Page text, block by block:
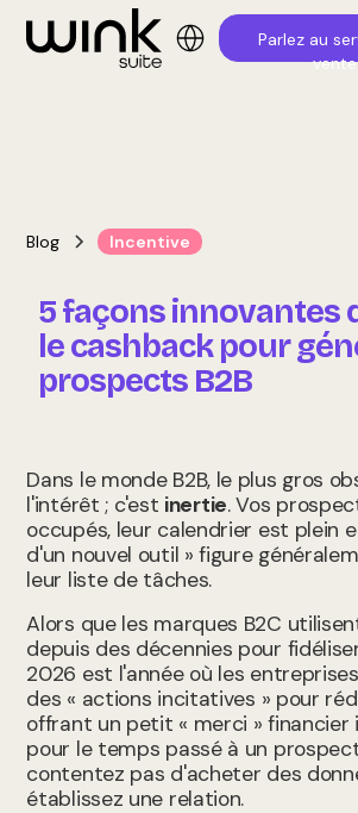
Parlez au
Blog Incentive
5 façons innovantes
le cashback pour
prospects B2B
Dans le monde B2B, le plus gros
l'intérêt ; c'est inertie. Vos
occupés, leur calendrier est plein
d'un nouvel outil » figure
leur liste de tâches.
Alors que les marques B2C
depuis des décennies pour
2026 est l'année où les
des « actions incitatives » pour
offrant un petit « merci » financier
pour le temps passé à un
contentez pas d'acheter des
établissez une relation.